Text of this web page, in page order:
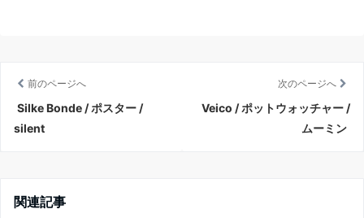
前のページへ
Silke Bonde / ポスター /
silent
次のページへ
Veico / ポットウォッチャー /
ムーミン
関連記事